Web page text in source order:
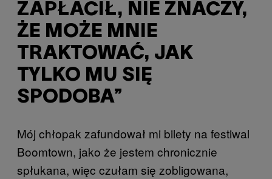
ZAPŁACIŁ, NIE ZNACZY,
ŻE MOŻE MNIE
TRAKTOWAĆ, JAK
TYLKO MU SIĘ
SPODOBA”
Mój chłopak zafundował mi bilety na festiwal
Boomtown, jako że jestem chronicznie
spłukana, więc czułam się zobligowana,